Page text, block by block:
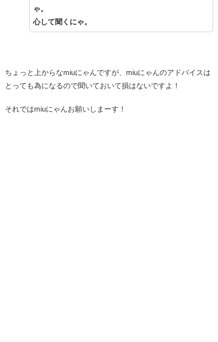
ゃ。
心して聞くにゃ。
ちょっと上からなmiuにゃんですが、miuにゃんのアドバイスは
とっても為になるので聞いておいて損はないですよ！
それではmiuにゃんお願いしまーす！